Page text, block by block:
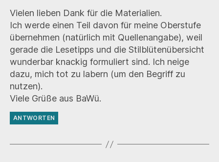
Vielen lieben Dank für die Materialien.
Ich werde einen Teil davon für meine Oberstufe
übernehmen (natürlich mit Quellenangabe), weil
gerade die Lesetipps und die Stilblütenübersicht
wunderbar knackig formuliert sind. Ich neige
dazu, mich tot zu labern (um den Begriff zu
nutzen).
Viele Grüße aus BaWü.
ANTWORTEN